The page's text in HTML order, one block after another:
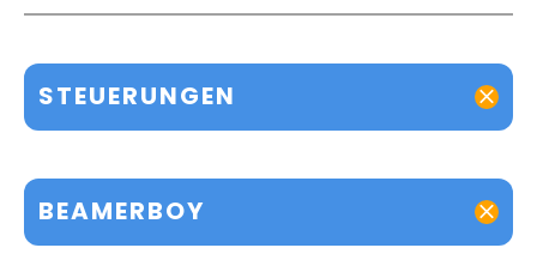
STEUERUNGEN
BEAMERBOY